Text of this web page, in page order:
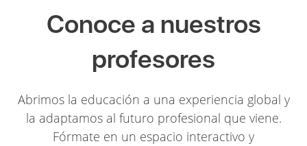
Conoce a nuestros
profesores
Abrimos la educación a una experiencia global y
la adaptamos al futuro profesional que viene.
Fórmate en un espacio interactivo y